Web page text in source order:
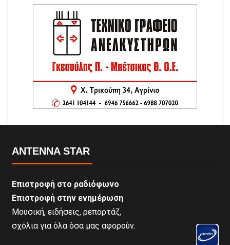
ANTENNA STAR
Επιστροφή στο ραδιόφωνο
Επιστροφή στην ενημέρωση
Μουσική, ειδήσεις, ρεπορτάζ,
σχόλια για όλα όσα μας αφορούν.